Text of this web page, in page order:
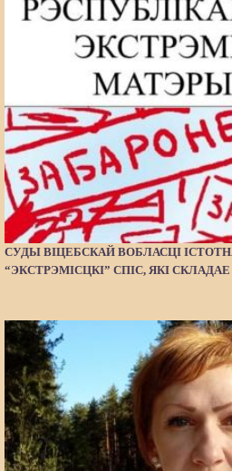
СУДЫ ВІЦЕБСКАЙ ВОБЛАСЦІ
“ЭКСТРЭМІСЦКІ” СПІС, ЯКІ